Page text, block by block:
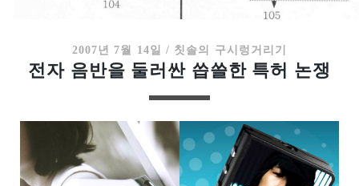
2007년 7월 14일 / 칫솔의 구시렁거리기
전자 음반을 둘러싼 씁쓸한 특허 논쟁